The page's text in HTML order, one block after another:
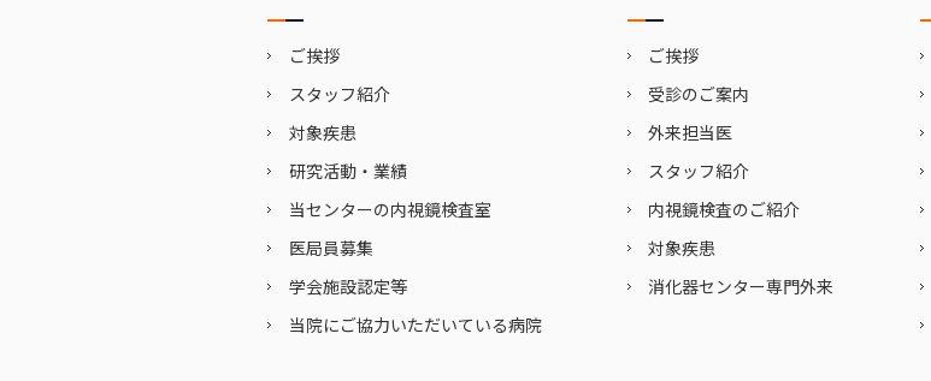
ご挨拶
スタッフ紹介
対象疾患
研究活動・業績
当センターの内視鏡検査室
医局員募集
学会施設認定等
当院にご協力いただいている病院
ご挨拶
受診のご案内
外来担当医
スタッフ紹介
内視鏡検査のご紹介
対象疾患
消化器センター専門外来